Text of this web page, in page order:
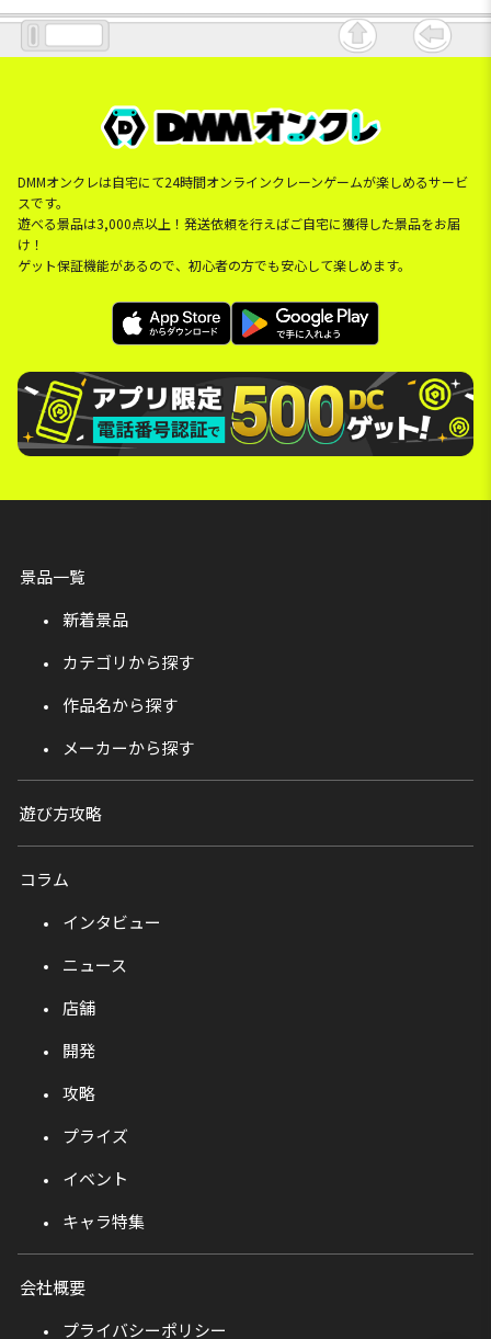
DMMオンクレは自宅にて24時間オンラインクレーンゲームが楽しめるサービ
スです。
遊べる景品は3,000点以上！発送依頼を行えばご自宅に獲得した景品をお届
け！
ゲット保証機能があるので、初心者の方でも安心して楽しめます。
景品一覧
新着景品
カテゴリから探す
作品名から探す
メーカーから探す
遊び方攻略
コラム
インタビュー
ニュース
店舗
開発
攻略
プライズ
イベント
キャラ特集
会社概要
プライバシーポリシー